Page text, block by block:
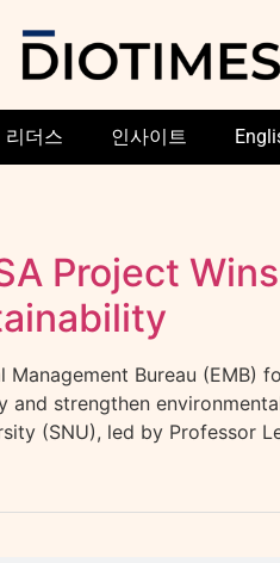
리더스 인사이트
Project
Bureau
strengthen
(SNU), led by Professor